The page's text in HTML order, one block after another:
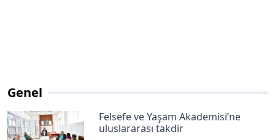
Genel
Felsefe ve Yaşam Akademisi’ne
uluslararası takdir